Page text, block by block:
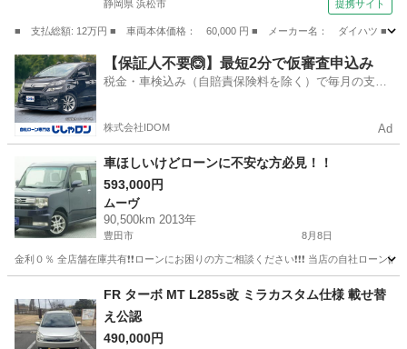
静岡県 浜松市 提携サイト
■ 支払総額: 12万円 ■ 車両本体価格： 60,000 円 ■ メーカー名： ダイハツ ■
静岡 浜松市 ムーヴ
【保証人不要🙆】最短2分で仮審査申込み
税金・車検込み（自賠責保険料を除く）で毎月の支払
株式会社IDOM Ad
車ほしいけどローンに不安な方必見！！
593,000円
ムーヴ
90,500km 2013年
豊田市 8月8日
金利０％ 全店舗在庫共有❗️❗️ローンにお困りの方ご相談ください❗️❗️❗️ 当店の自社ロ
ムーヴ
FR ターボ MT L285s改 ミラカスタム仕様 載せ替
え公認
490,000円